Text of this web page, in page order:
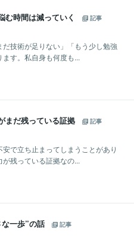
む時間は減っていく
記事
技術が足りない」「もう少し勉強
す。私自身も何度も...
まだ残っている証拠
記事
で立ち止まってしまうことがあり
残っている証拠なの...
一歩”の話
記事